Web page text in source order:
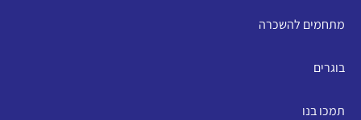
מתחמים להשכרה
בוגרים
תמכו בנו